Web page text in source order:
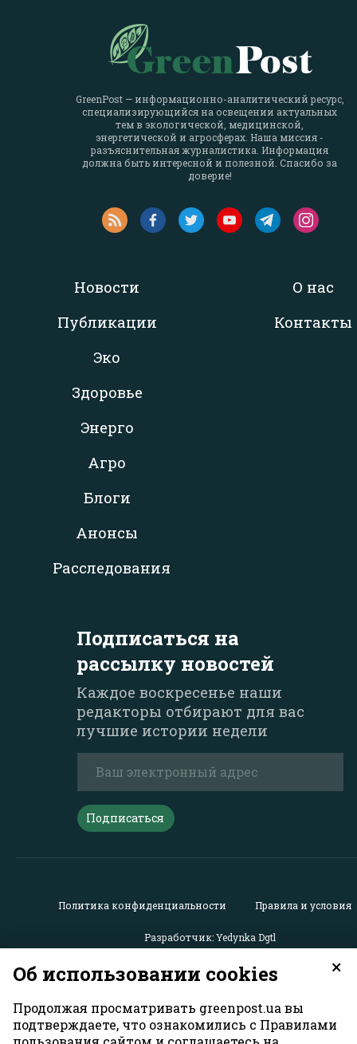
GreenPost — информационно-аналитический ресурс,
специализирующийся на освещении актуальных
тем в экологической, медицинской,
энергетической и агросферах. Наша миссия -
разъяснительная журналистика. Информация
должна быть интересной и полезной. Спасибо за
доверие!
Новости
Публикации
Эко
Здоровье
Энерго
Агро
Блоги
Анонсы
Расследования
О нас
Контакты
Подписаться на
рассылку новостей
Каждое воскресенье наши
редакторы отбирают для вас
лучшие истории недели
Подписаться
Политика конфиденциальности Правила и условия
Разработчик: Yedynka Dgtl
использоваться другими пользователями бесплатно с
обязательной активной гиперссылкой наhttps://
расположенной в первом абзаце материала. Также
×
Об использовании cookies
Продолжая просматривать greenpost.ua вы
подтверждаете, что ознакомились с Правилами